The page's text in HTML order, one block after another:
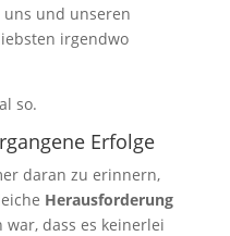
und unseren
irgendwo
so.
Erfolge
daran zu erinnern,
Herausforderung
dass es keinerlei